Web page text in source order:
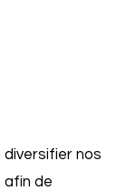
nos
afin de